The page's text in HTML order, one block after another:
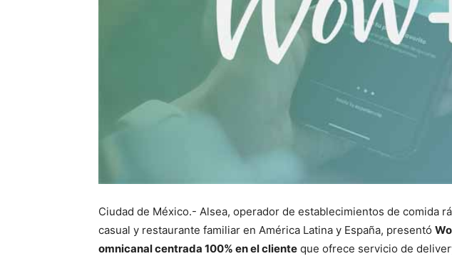
Ciudad de México.- Alsea, operador de establecimientos de comida
casual y restaurante familiar en América Latina y España, presentó
omnicanal centrada 100% en el cliente que ofrece servicio de